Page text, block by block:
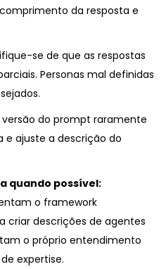
da resposta e
se de que as respostas
Personas mal definidas
versão do prompt raramente
e ajuste a descrição do
quando possível:
o framework
criar descrições de agentes
o próprio entendimento
expertise.